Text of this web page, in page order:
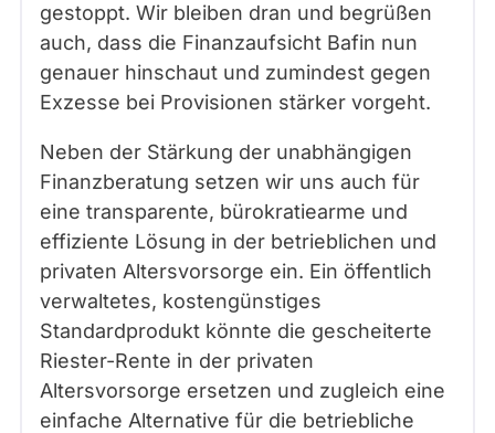
gestoppt. Wir bleiben dran und begrüßen
auch, dass die Finanzaufsicht Bafin nun
genauer hinschaut und zumindest gegen
Exzesse bei Provisionen stärker vorgeht.
Neben der Stärkung der unabhängigen
Finanzberatung setzen wir uns auch für
eine transparente, bürokratiearme und
effiziente Lösung in der betrieblichen und
privaten Altersvorsorge ein. Ein öffentlich
verwaltetes, kostengünstiges
Standardprodukt könnte die gescheiterte
Riester-Rente in der privaten
Altersvorsorge ersetzen und zugleich eine
einfache Alternative für die betriebliche